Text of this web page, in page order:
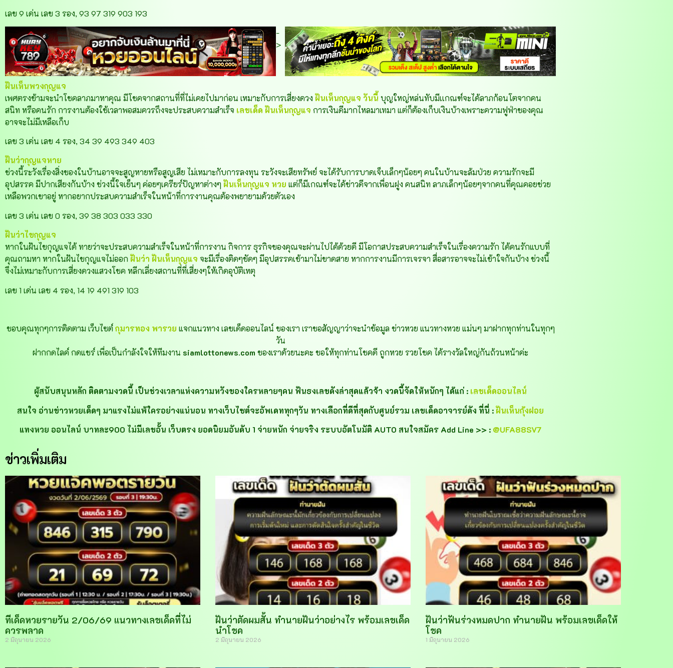
เลข 9 เด่น เลข 3 รอง, 93 97 319 903 193
-
>
ฝันเห็นพวงกุญแจ
เพศตรงข้ามจะนำโชคลาภมาหาคุณ มีโชคจากสถานที่ที่ไม่เคยไปมาก่อน เหมาะกับการเสี่ยงดวง ฝันเห็นกุญแจ วันนี้ บุญใหญ่หล่นทับมีเเกณฑ์จะได้ลาภก้อนโตจากคน
สนิท หรือคนรัก การงานต้องใช้เวลาพอสมควรถึงจะประสบความสำเร็จ เลขเด็ด ฝันเห็นกุญแจ การเงินดีมากไหลมาเทมา แต่ก็ต้องเก็บเงินบ้างเพราะความฟูฟ่าของคุณ
อาจจะไม่มีเหลือเก็บ
เลข 3 เด่น เลข 4 รอง, 34 39 493 349 403
ฝันว่ากุญแจหาย
ช่วงนี้ระวังเรื่องสิ่งของในบ้านอาจจะสูญหายหรือสูญเสีย ไม่เหมาะกับการลงทุน ระวังจะเสียทรัพย์จะได้รับการบาดเจ็บเล็กๆน้อยๆ คนในบ้านจะล้มป่วย ความรักจะมี
อุปสรรค มีปากเสียงกันบ้าง ช่วงนี้ใจเย็นๆ ค่อยๆเครียร์ปัญหาต่างๆ ฝันเห็นกุญแจ หวย แต่ก็มีเกณฑ์จะได้ข่าวดีจากเพื่อนฝูง คนสนิท ลาภเล็กๆน้อยๆจากคนที่คุณคอยช่วย
เหลือพวกเขาอยู่ หากอยากประสบความสำเร็จในหน้าที่การงานคุณต้องพยายามด้วยตัวเอง
เลข 3 เด่น เลข 0 รอง, 39 38 303 033 330
ฝันว่าไขกุญแจ
หากในฝันไขกุญแจได้ ทายว่าจะประสบความสำเร็จในหน้าที่การงาน กิจการ ธุรกิจของคุณจะผ่านไปได้ด้วยดี มีโอกาสประสบความสำเร็จในเรื่องความรัก ได้คนรักแบบที่
คุณถามหา หากในฝันไขกุญแจไม่ออก ฝันว่า ฝันเห็นกุญแจ จะมีเรื่องติดๆขัดๆ มีอุปสรรคเข้ามาไม่ขาดสาย หากการงานมีการเจรจา สื่อสารอาจจะไม่เข้าใจกันบ้าง ช่วงนี้
จึงไม่เหมาะกับการเสี่ยงดวงแสวงโชค หลีกเลี่ยงสถานที่ที่เสี่ยงๆให้เกิดอุบัติเหตุ
เลข 1 เด่น เลข 4 รอง, 14 19 491 319 103
ขอบคุณทุกๆการติดตาม เว็บไซต์กุมารทอง พารวย แจกแนวทาง เลขเด็ดออนไลน์ ของเรา เราขอสัญญาว่าจะนำข้อมูล ข่าวหวย แนวทางหวย แม่นๆ มาฝากทุกท่านในทุกๆ
วัน
ฝากกดไลค์ กดแชร์ เพื่อเป็นกำลังใจให้ทีมงาน siamlottonews.com ของเราด้วยนะคะ ขอให้ทุกท่านโชคดี ถูกหวย รวยโชค ได้รางวัลใหญ่กันถ้วนหน้าค่ะ
ผู้สนับสนุนหลัก ติดตามงวดนี้ เป็นช่วงเวลาแห่งความหวังของใครหลายๆคน ฟันธงเลขดังล่าสุดแล้วจ้า งวดนี้จัดให้หนักๆ ได้แก่ : เลขเด็ดออนไลน์
สนใจ อ่านข่าวหวยเด็ดๆ มาแรงไม่แพ้ใครอย่างแน่นอน ทางเว็บไซต์จะอัพเดททุกๆวัน ทางเลือกที่ดีที่สุดกับศูนย์รวม เลขเด็ดอาจารย์ดัง ที่นี่ :ฝันเห็นกุ้งฝอย
แทงหวย ออนไลน์ บาทละ900 ไม่มีเลขอั้น เว็บตรง ยอดนิยมอันดับ 1 จ่ายหนัก จ่ายจริง ระบบอัตโนมัติ AUTO สนใจสมัคร Add Line >> : @UFA88SV7
ข่าวเพิ่มเติม
ทีเด็ดหวยรายวัน 2/06/69 แนวทางเลขเด็ดที่ไม่
ควรพลาด
2 มิถุนายน 2026
ฝันว่าตัดผมสั้น ทำนายฝันว่าอย่างไร พร้อมเลขเด็ด
นำโชค
2 มิถุนายน 2026
ฝันว่าฟันร่วงหมดปาก ทำนายฝัน พร้อมเลขเด็ดให้
โชค
1 มิถุนายน 2026